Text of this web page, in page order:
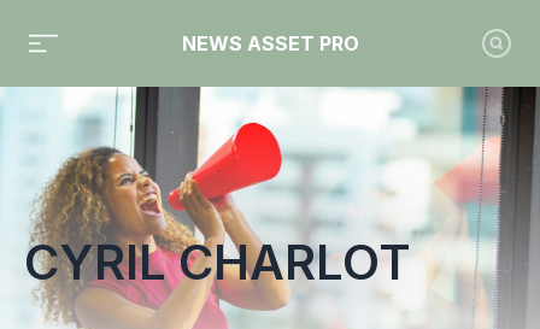
NEWS ASSET PRO
Toute l'actualité sur le tag "Cyril Charlot"
CYRIL CHARLOT